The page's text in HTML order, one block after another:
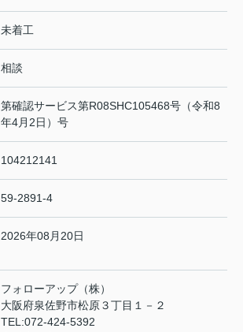
未着工
相談
第確認サービス第R08SHC105468号（令和8
年4月2日）号
104212141
59-2891-4
2026年08月20日
フォローアップ（株）
大阪府泉佐野市松原３丁目１－２
TEL:072-424-5392